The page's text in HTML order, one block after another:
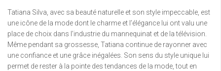
Tatiana Silva, avec sa beauté naturelle et son style impeccable, est
une icône de la mode dont le charme et l’élégance lui ont valu une
place de choix dans l’industrie du mannequinat et de la télévision.
Même pendant sa grossesse, Tatiana continue de rayonner avec
une confiance et une grâce inégalées. Son sens du style unique lui
permet de rester à la pointe des tendances de la mode, tout en